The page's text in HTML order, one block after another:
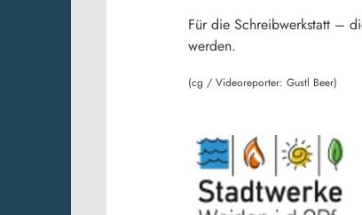
Für die Schreibwerkstatt –
werden.
(cg / Videoreporter: Gustl Beer)